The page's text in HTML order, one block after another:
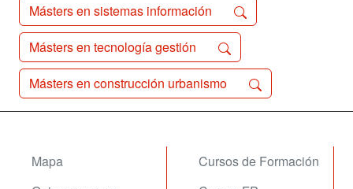
Másters en sistemas información
Másters en tecnología gestión
Másters en construcción urbanismo
Mapa
Cursos de Formación